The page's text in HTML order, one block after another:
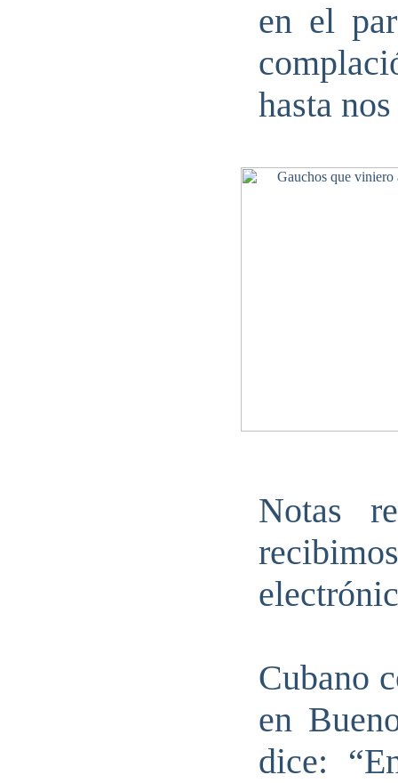
en el
hasta
Notas
Cubano
en
dice: